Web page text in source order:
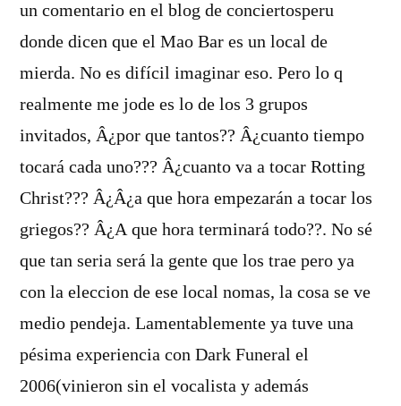
un comentario en el blog de conciertosperu
donde dicen que el Mao Bar es un local de
mierda. No es difí­cil imaginar eso. Pero lo q
realmente me jode es lo de los 3 grupos
invitados, Â¿por que tantos?? Â¿cuanto tiempo
tocará cada uno??? Â¿cuanto va a tocar Rotting
Christ??? Â¿Â¿a que hora empezarán a tocar los
griegos?? Â¿A que hora terminará todo??. No sé
que tan seria será la gente que los trae pero ya
con la eleccion de ese local nomas, la cosa se ve
medio pendeja. Lamentablemente ya tuve una
pésima experiencia con Dark Funeral el
2006(vinieron sin el vocalista y además